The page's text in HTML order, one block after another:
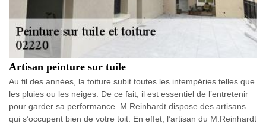
Artisan peinture sur tuile
Au fil des années, la toiture subit toutes les intempéries telles que
les pluies ou les neiges. De ce fait, il est essentiel de l’entretenir
pour garder sa performance. M.Reinhardt dispose des artisans
qui s’occupent bien de votre toit. En effet, l’artisan du M.Reinhardt